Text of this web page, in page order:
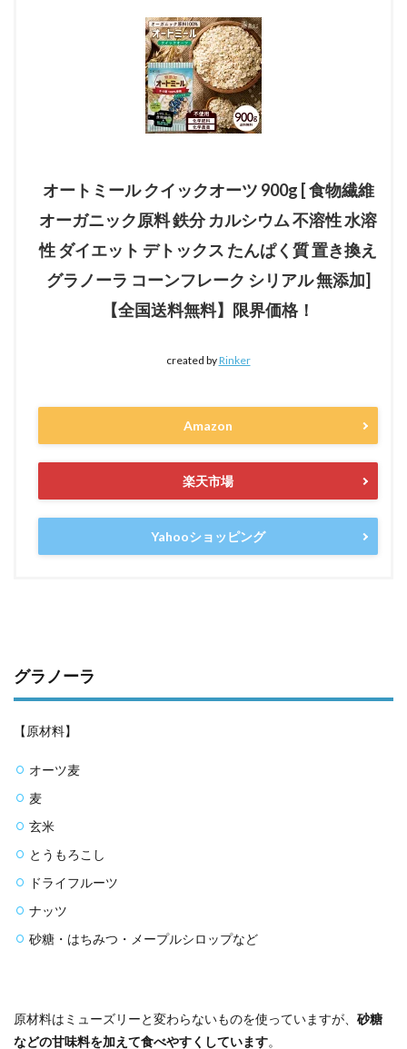
オートミール クイックオーツ 900g [ 食物繊維
オーガニック原料 鉄分 カルシウム 不溶性 水溶
性 ダイエット デトックス たんぱく質 置き換え
グラノーラ コーンフレーク シリアル 無添加]
【全国送料無料】限界価格！
created byRinker
Amazon
楽天市場
Yahooショッピング
グラノーラ
【原材料】
オーツ麦
麦
玄米
とうもろこし
ドライフルーツ
ナッツ
砂糖・はちみつ・メープルシロップなど
原材料はミューズリーと変わらないものを使っていますが、 砂糖
などの甘味料を加えて食べやすくしています。